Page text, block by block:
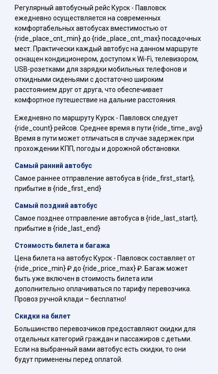
Регулярный автобусный рейс Курск - Павловск
ежедневно осуществляется на современных
комфортабельных автобусах вместимостью от
{ride_place_cnt_min} до {ride_place_cnt_max} посадочных
мест. Практически каждый автобус на данном маршруте
оснащен кондиционером, доступом к Wi-Fi, телевизором,
USB-розетками для зарядки мобильных телефонов и
откидными сиденьями с достаточно широким
расстоянием друг от друга, что обеспечивает
комфортное путешествие на дальние расстояния.
Ежедневно по маршруту Курск - Павловск следует
{ride_count} рейсов. Среднее время в пути {ride_time_avg}
Время в пути может отличаться в случае задержек при
прохождении КПП, погоды и дорожной обстановки.
Самый ранний автобус
Самое раннее отправление автобуса в {ride_first_start},
прибытие в {ride_first_end}
Самый поздний автобус
Самое позднее отправление автобуса в {ride_last_start},
прибытие в {ride_last_end}
Стоимость билета и багажа
Цена билета на автобус Курск - Павловск составляет от
{ride_price_min} ₽ до {ride_price_max} ₽. Багаж может
быть уже включен в стоимость билета или
дополнительно оплачиваться по тарифу перевозчика.
Провоз ручной клади – бесплатно!
Скидки на билет
Большинство перевозчиков предоставляют скидки для
отдельных категорий граждан и пассажиров с детьми.
Если на выбранный вами автобус есть скидки, то они
будут применены перед оплатой.